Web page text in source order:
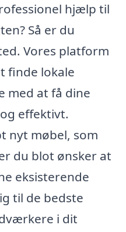
hjælp til
Så er du
Vores platform
finde lokale
med at få dine
effektivt.
nyt møbel, som
du blot ønsker at
eksisterende
til de bedste
i dit